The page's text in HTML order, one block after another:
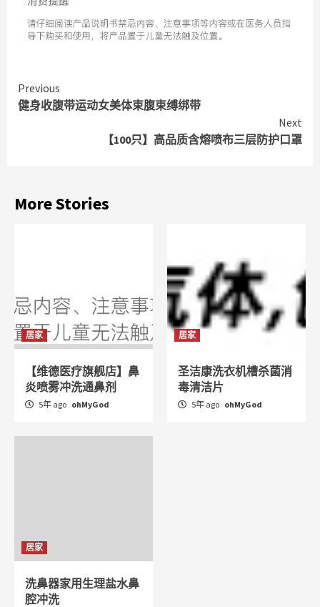
Continue
Reading
Previous
健身收腹带运动女美体束腹束缚绑带
Next
【100只】高品质含熔喷布三层防护口罩
More Stories
居家
【维德医疗旗舰店】鼻
炎喷雾冲洗通鼻剂
5年 ago ohMyGod
居家
圣洁康洗衣机槽杀菌消
毒清洁片
5年 ago ohMyGod
居家
洗鼻器家用生理盐水鼻
腔冲洗